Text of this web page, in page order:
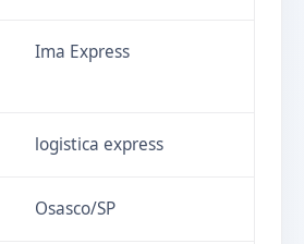
Ima Express
logistica express
Osasco/SP